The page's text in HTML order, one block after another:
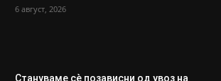
6 август, 2026
Стануваме сè позависни од увоз на